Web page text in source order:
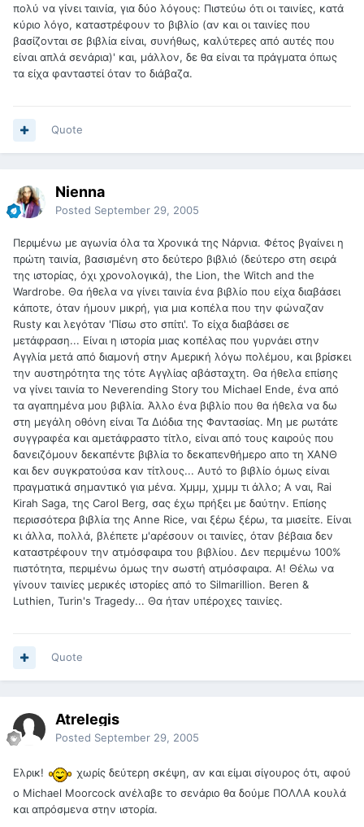
πολύ να γίνει ταινία, για δύο λόγους: Πιστεύω ότι οι ταινίες, κατά
κύριο λόγο, καταστρέφουν το βιβλίο (αν και οι ταινίες που
βασίζονται σε βιβλία είναι, συνήθως, καλύτερες από αυτές που
είναι απλά σενάρια)' και, μάλλον, δε θα είναι τα πράγματα όπως
τα είχα φανταστεί όταν το διάβαζα.
Quote
Nienna
Posted September 29, 2005
Περιμένω με αγωνία όλα τα Χρονικά της Νάρνια. Φέτος βγαίνει η
πρώτη ταινία, βασισμένη στο δεύτερο βιβλιό (δεύτερο στη σειρά
της ιστορίας, όχι χρονολογικά), the Lion, the Witch and the
Wardrobe. Θα ήθελα να γίνει ταινία ένα βιβλίο που είχα διαβάσει
κάποτε, όταν ήμουν μικρή, για μια κοπέλα που την φώναζαν
Rusty και λεγόταν 'Πίσω στο σπίτι'. Το είχα διαβάσει σε
μετάφραση... Είναι η ιστορία μιας κοπέλας που γυρνάει στην
Αγγλία μετά από διαμονή στην Αμερική λόγω πολέμου, και βρίσκει
την αυστηρότητα της τότε Αγγλίας αβάσταχτη. Θα ήθελα επίσης
να γίνει ταινία το Neverending Story του Michael Ende, ένα από
τα αγαπημένα μου βιβλία. Άλλο ένα βιβλίο που θα ήθελα να δω
στη μεγάλη οθόνη είναι Τα Διόδια της Φαντασίας. Μη με ρωτάτε
συγγραφέα και αμετάφραστο τίτλο, είναι από τους καιρούς που
δανειζόμουν δεκαπέντε βιβλία το δεκαπενθήμερο απο τη ΧΑΝΘ
και δεν συγκρατούσα καν τίτλους... Αυτό το βιβλίο όμως είναι
πραγματικά σημαντικό για μένα. Χμμμ, χμμμ τι άλλο; Α ναι, Rai
Kirah Saga, της Carol Berg, σας έχω πρήξει με δαύτην. Επίσης
περισσότερα βιβλία της Anne Rice, ναι ξέρω ξέρω, τα μισείτε. Είναι
κι άλλα, πολλά, βλέπετε μ'αρέσουν οι ταινίες, όταν βέβαια δεν
καταστρέφουν την ατμόσφαιρα του βιβλίου. Δεν περιμένω 100%
πιστότητα, περιμένω όμως την σωστή ατμόσφαιρα. A! Θέλω να
γίνουν ταινίες μερικές ιστορίες από το Silmarillion. Beren &
Luthien, Turin's Tragedy... Θα ήταν υπέροχες ταινίες.
Quote
Atrelegis
Posted September 29, 2005
Ελρικ!
χωρίς δεύτερη σκέψη, αν και είμαι σίγουρος ότι, αφού
ο Michael Moorcock ανέλαβε το σενάριο θα δούμε ΠΟΛΛΑ κουλά
και απρόσμενα στην ιστορία.